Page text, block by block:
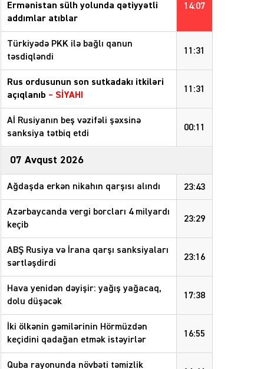
14:07
Ermənistan sülh yolunda qətiyyətli
addımlar atıblar
11:31
Türkiyədə PKK ilə bağlı qanun
təsdiqləndi
11:31
Rus ordusunun son sutkadakı itkiləri
açıqlanıb – SİYAHI
00:11
Aİ Rusiyanın beş vəzifəli şəxsinə
sanksiya tətbiq etdi
07 Avqust 2026
23:43
Ağdaşda erkən nikahın qarşısı alındı
23:29
Azərbaycanda vergi borcları 4 milyardı
keçib
23:16
ABŞ Rusiya və İrana qarşı sanksiyaları
sərtləşdirdi
17:38
Hava yenidən dəyişir: yağış yağacaq,
dolu düşəcək
16:55
İki ölkənin gəmilərinin Hörmüzdən
keçidini qadağan etmək istəyirlər
Quba rayonunda növbəti təmizlik